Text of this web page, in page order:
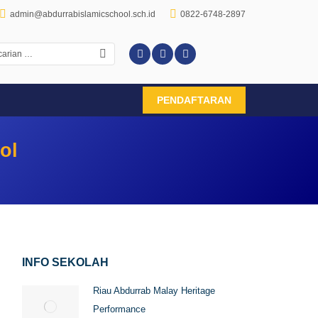
admin@abdurrabislamicschool.sch.id 0822-6748-2897
PENDAFTARAN
INFO SEKOLAH
Riau Abdurrab Malay Heritage
Performance